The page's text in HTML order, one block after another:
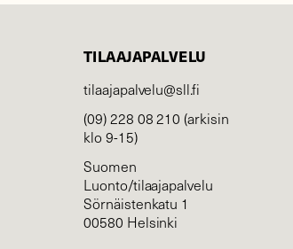
TILAAJAPALVELU
tilaajapalvelu@sll.fi
(09) 228 08 210 (arkisin
klo 9-15)
Suomen
Luonto/tilaajapalvelu
Sörnäistenkatu 1
00580 Helsinki